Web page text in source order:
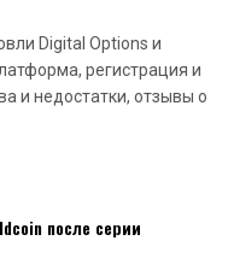
Digital Options и
регистрация и
и недостатки, отзывы о
после серии